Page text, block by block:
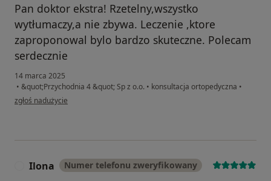
Pan doktor ekstra! Rzetelny,wszystko
wytłumaczy,a nie zbywa. Leczenie ,ktore
zaproponowal bylo bardzo skuteczne. Polecam
serdecznie
14 marca 2025
• &quot;Przychodnia 4 &quot; Sp z o.o. • konsultacja ortopedyczna •
w opinii użytkownika DD
zgłoś nadużycie
Ilona Numer telefonu zweryfikowany